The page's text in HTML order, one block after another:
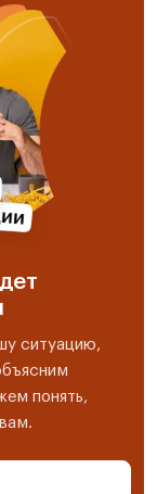
ситуацию,
понять,